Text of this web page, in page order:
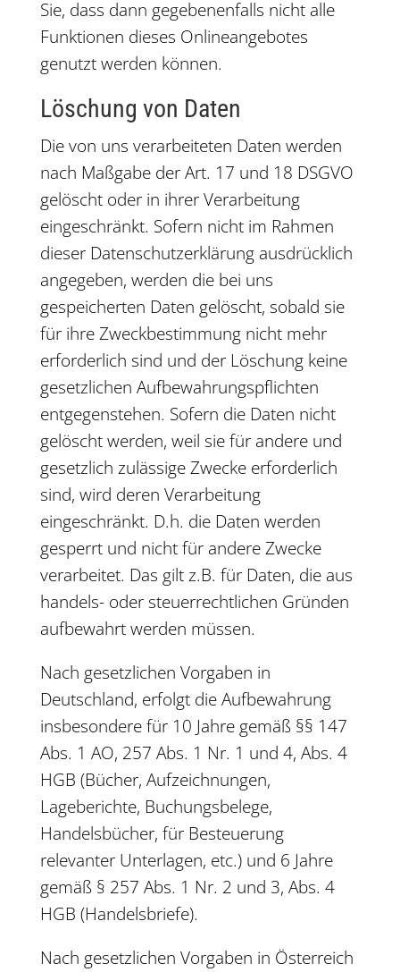
Sie, dass dann gegebenenfalls nicht alle
Funktionen dieses Onlineangebotes
genutzt werden können.
Löschung von Daten
Die von uns verarbeiteten Daten werden
nach Maßgabe der Art. 17 und 18 DSGVO
gelöscht oder in ihrer Verarbeitung
eingeschränkt. Sofern nicht im Rahmen
dieser Datenschutzerklärung ausdrücklich
angegeben, werden die bei uns
gespeicherten Daten gelöscht, sobald sie
für ihre Zweckbestimmung nicht mehr
erforderlich sind und der Löschung keine
gesetzlichen Aufbewahrungspflichten
entgegenstehen. Sofern die Daten nicht
gelöscht werden, weil sie für andere und
gesetzlich zulässige Zwecke erforderlich
sind, wird deren Verarbeitung
eingeschränkt. D.h. die Daten werden
gesperrt und nicht für andere Zwecke
verarbeitet. Das gilt z.B. für Daten, die aus
handels- oder steuerrechtlichen Gründen
aufbewahrt werden müssen.
Nach gesetzlichen Vorgaben in
Deutschland, erfolgt die Aufbewahrung
insbesondere für 10 Jahre gemäß §§ 147
Abs. 1 AO, 257 Abs. 1 Nr. 1 und 4, Abs. 4
HGB (Bücher, Aufzeichnungen,
Lageberichte, Buchungsbelege,
Handelsbücher, für Besteuerung
relevanter Unterlagen, etc.) und 6 Jahre
gemäß § 257 Abs. 1 Nr. 2 und 3, Abs. 4
HGB (Handelsbriefe).
Nach gesetzlichen Vorgaben in Österreich